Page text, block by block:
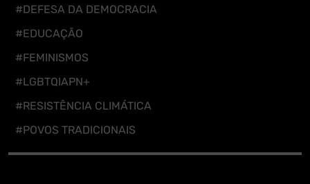
#DEFESA DA DEMOCRACIA
#EDUCAÇÃO
#FEMINISMOS
#LGBTQIAPN+
#RESISTÊNCIA CLIMÁTICA
#POVOS TRADICIONAIS